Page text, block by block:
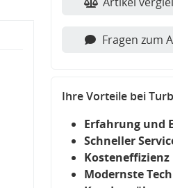
Fragen zum
Ihre Vorteile bei
Erfahrung und
Schneller
Kosteneffizienz
Modernste